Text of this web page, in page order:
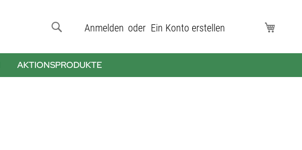
Direkt
Inhalt
Anmelden Ein Konto erstellen
AKTIONSPRODUKTE